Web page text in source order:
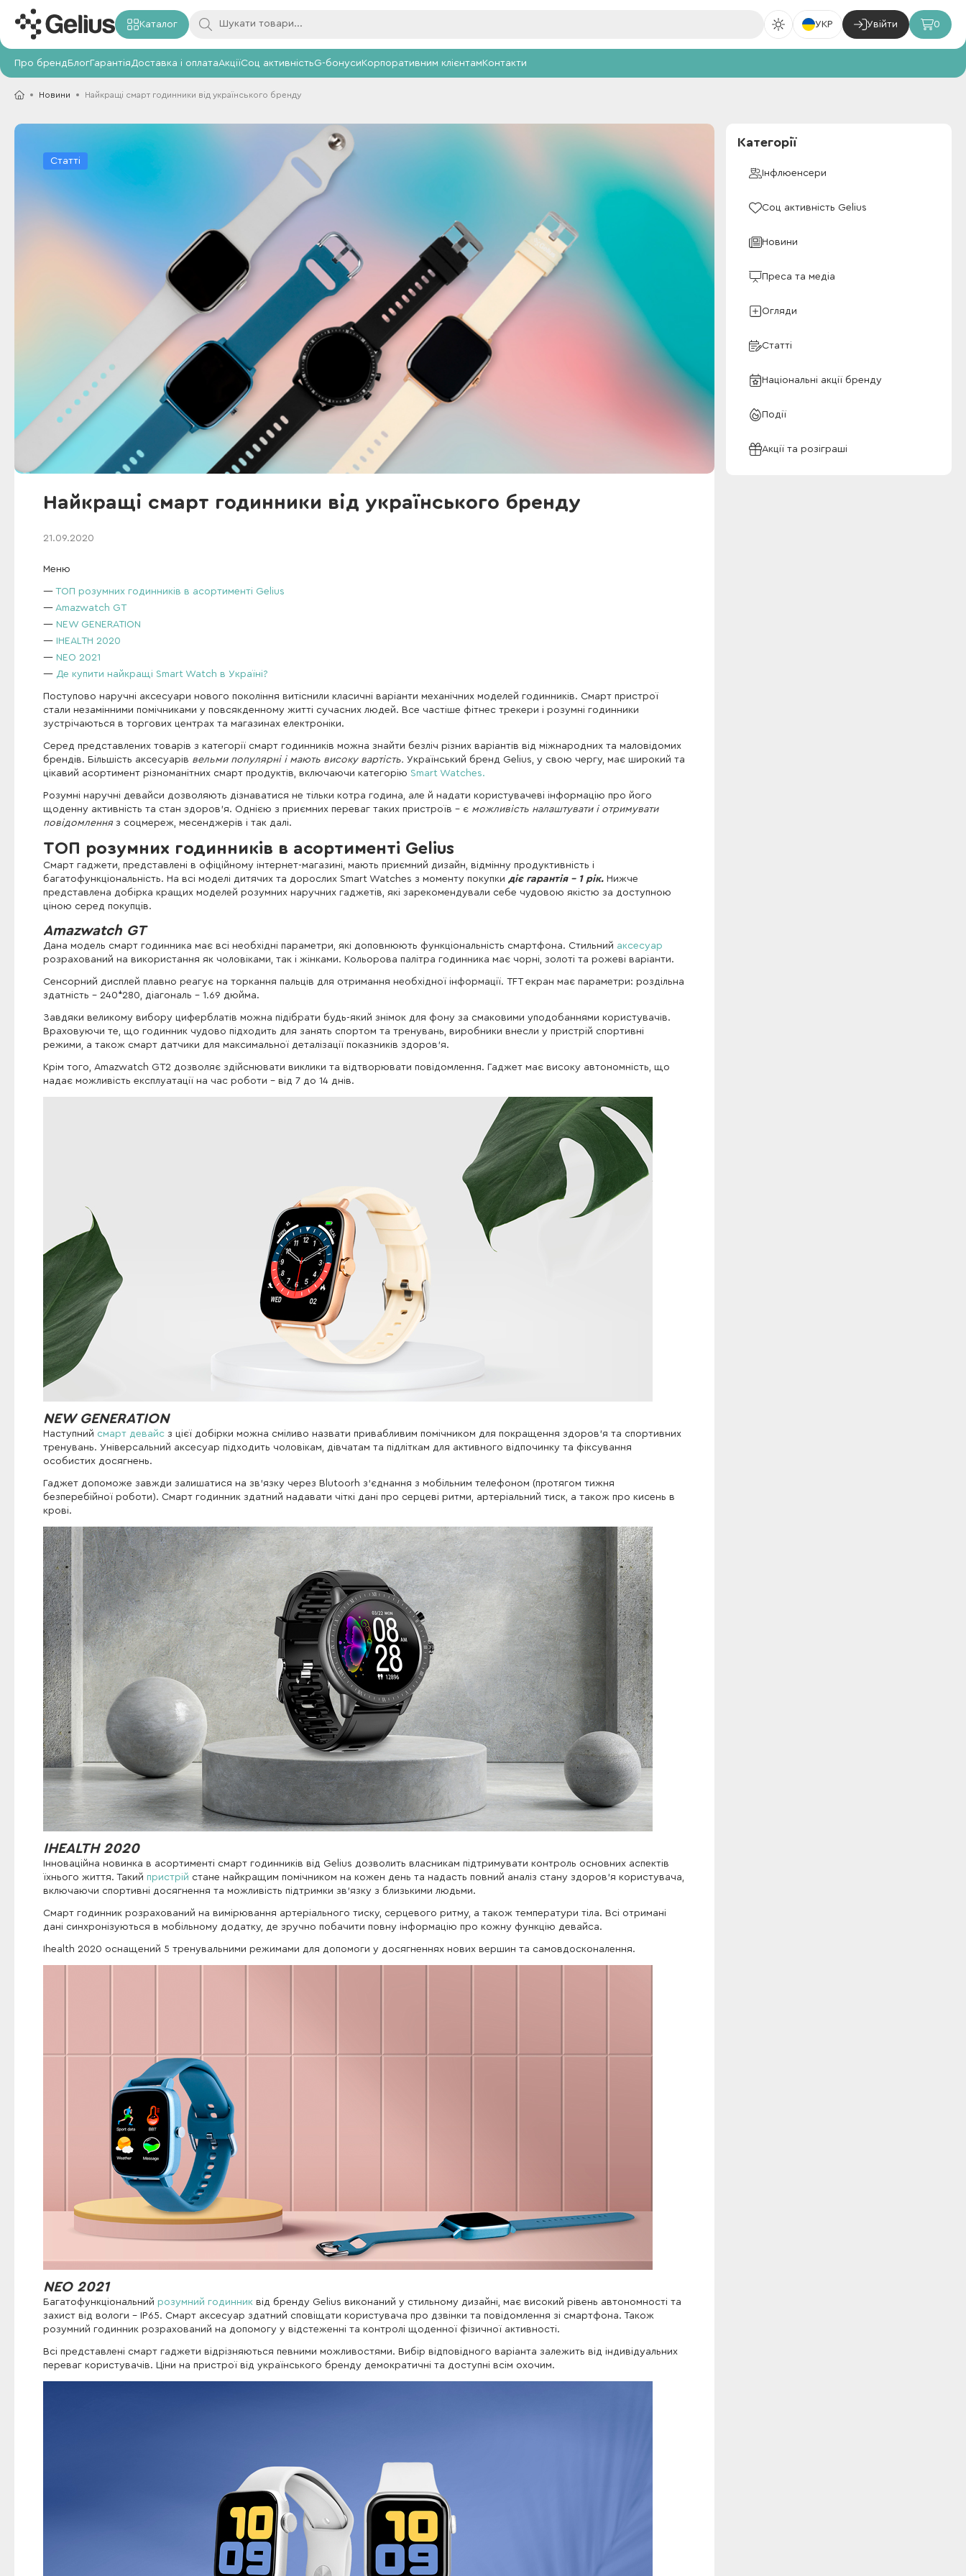
Каталог УКР Увійти 0
Про брендБлогГарантія Доставка і оплатаАкціїСоц активністьG-бонусиКорпоративним клієнтамКонтакти
Новини Найкращі смарт годинники від українського бренду
Статті
Найкращі смарт годинники від українського бренду
21.09.2020
Меню
ТОП розумних годинників в асортименті Gelius
Amazwatch GT
NEW GENERATION
IHEALTH 2020
NEO 2021
Де купити найкращі Smart Watch в Україні?
Поступово наручні аксесуари нового покоління витіснили класичні варіанти механічних моделей годинників. Смарт пристрої
стали незамінними помічниками у повсякденному житті сучасних людей. Все частіше фітнес трекери і розумні годинники
зустрічаються в торгових центрах та магазинах електроніки.
Серед представлених товарів з категорії смарт годинників можна знайти безліч різних варіантів від міжнародних та маловідомих
брендів. Більшість аксесуарів вельми популярні і мають високу вартість. Український бренд Gelius, у свою чергу, має широкий та
цікавий асортимент різноманітних смарт продуктів, включаючи категорію Smart Watches.
Розумні наручні девайси дозволяють дізнаватися не тільки котра година, але й надати користувачеві інформацію про його
щоденну активність та стан здоров'я. Однією з приємних переваг таких пристроїв - є можливість налаштувати і отримувати
повідомлення з соцмереж, месенджерів і так далі.
ТОП розумних годинників в асортименті Gelius
Смарт гаджети, представлені в офіційному інтернет-магазині, мають приємний дизайн, відмінну продуктивність і
багатофункціональність. На всі моделі дитячих та дорослих Smart Watches з моменту покупки діє гарантія – 1 рік. Нижче
представлена ​​добірка кращих моделей розумних наручних гаджетів, які зарекомендували себе чудовою якістю за доступною
ціною серед покупців.
Amazwatch GT
Дана модель смарт годинника має всі необхідні параметри, які доповнюють функціональність смартфона. Стильний аксесуар
розрахований на використання як чоловіками, так і жінками. Кольорова палітра годинника має чорні, золоті та рожеві варіанти.
Сенсорний дисплей плавно реагує на торкання пальців для отримання необхідної інформації. TFT екран має параметри: роздільна
здатність - 240*280, діагональ - 1.69 дюйма.
Завдяки великому вибору циферблатів можна підібрати будь-який знімок для фону за смаковими уподобаннями користувачів.
Враховуючи те, що годинник чудово підходить для занять спортом та тренувань, виробники внесли у пристрій спортивні
режими, а також смарт датчики для максимальної деталізації показників здоров'я.
Крім того, Amazwatch GT2 дозволяє здійснювати виклики та відтворювати повідомлення. Гаджет має високу автономність, що
надає можливість експлуатації на час роботи - від 7 до 14 днів.
NEW GENERATION
Наступний смарт девайс з цієї добірки можна сміливо назвати привабливим помічником для покращення здоров'я та спортивних
тренувань. Універсальний аксесуар підходить чоловікам, дівчатам та підліткам для активного відпочинку та фіксування
особистих досягнень.
Гаджет допоможе завжди залишатися на зв'язку через Blutoorh з'єднання з мобільним телефоном (протягом тижня
безперебійної роботи). Смарт годинник здатний надавати чіткі дані про серцеві ритми, артеріальний тиск, а також про кисень в
крові.
IHEALTH 2020
Інноваційна новинка в асортименті смарт годинників від Gelius дозволить власникам підтримувати контроль основних аспектів
їхнього життя. Такий пристрій стане найкращим помічником на кожен день та надасть повний аналіз стану здоров'я користувача,
включаючи спортивні досягнення та можливість підтримки зв'язку з близькими людьми.
Смарт годинник розрахований на вимірювання артеріального тиску, серцевого ритму, а також температури тіла. Всі отримані
дані синхронізуються в мобільному додатку, де зручно побачити повну інформацію про кожну функцію девайса.
Ihealth 2020 оснащений 5 тренувальними режимами для допомоги у досягненнях нових вершин та самовдосконалення.
NEO 2021
Багатофункціональний розумний годинник від бренду Gelius виконаний у стильному дизайні, має високий рівень автономності та
захист від вологи - IP65. Смарт аксесуар здатний сповіщати користувача про дзвінки та повідомлення зі смартфона. Також
розумний годинник розрахований на допомогу у відстеженні та контролі щоденної фізичної активності.
Всі представлені смарт гаджети відрізняються певними можливостями. Вибір відповідного варіанта залежить від індивідуальних
переваг користувачів. Ціни на пристрої від українського бренду демократичні та доступні всім охочим.
Категорії
Інфлюенсери
Соц активність Gelius
Новини
Преса та медіа
Огляди
Статті
Національні акції бренду
Події
Акції та розіграші